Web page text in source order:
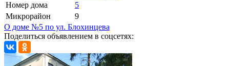
Номер дома
5
Микрорайон
9
О доме №5 по ул. Блохинцева
Поделиться объявлением в соцсетях: